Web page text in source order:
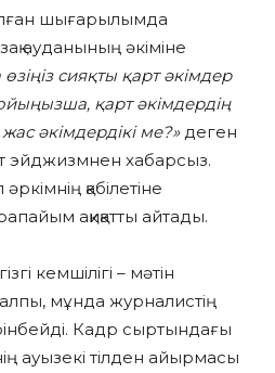
шығарылымда
ауданының әкіміне
сияқты қарт әкімдер
қарт әкімдердің
әкімдердікі ме?»деген
эйджизмнен хабарсыз.
қабілетіне
ақиқатты айтады.
кемшілігі – мәтін
мұнда журналистің
Кадр сыртындағы
ауызекі тілден айырмасы